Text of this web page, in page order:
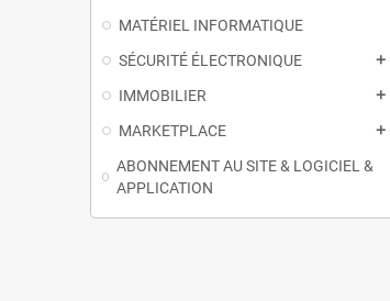
MATÉRIEL INFORMATIQUE
SÉCURITÉ ÉLECTRONIQUE
add
IMMOBILIER add
MARKETPLACE add
ABONNEMENT AU SITE & LOGICIEL &
APPLICATION